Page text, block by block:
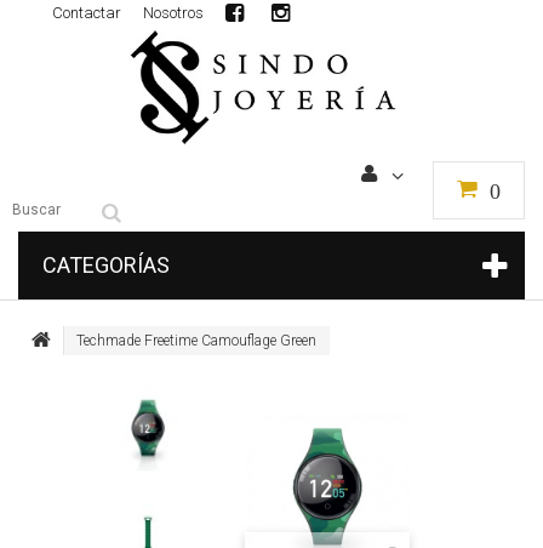
0
Nosotros
Contactar
CATEGORÍAS
Techmade Freetime Camouflage Green